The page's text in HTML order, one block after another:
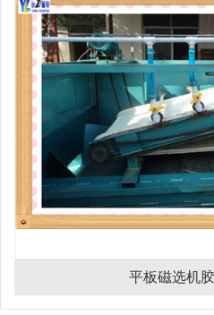
平板磁选机